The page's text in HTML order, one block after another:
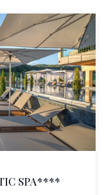
SPA****